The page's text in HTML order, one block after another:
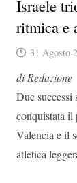
Israele
ritmica e
31 Agosto
di Redazione
Due
conquistata il
Valencia e il
atletica